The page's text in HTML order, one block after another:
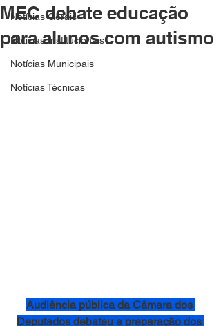
Notícias Gerais
Notícias Institucionais
Notícias Municipais
Notícias Técnicas
MEC debate educação
para alunos com autismo
Audiência pública da Câmara dos
Deputados debateu a preparação dos